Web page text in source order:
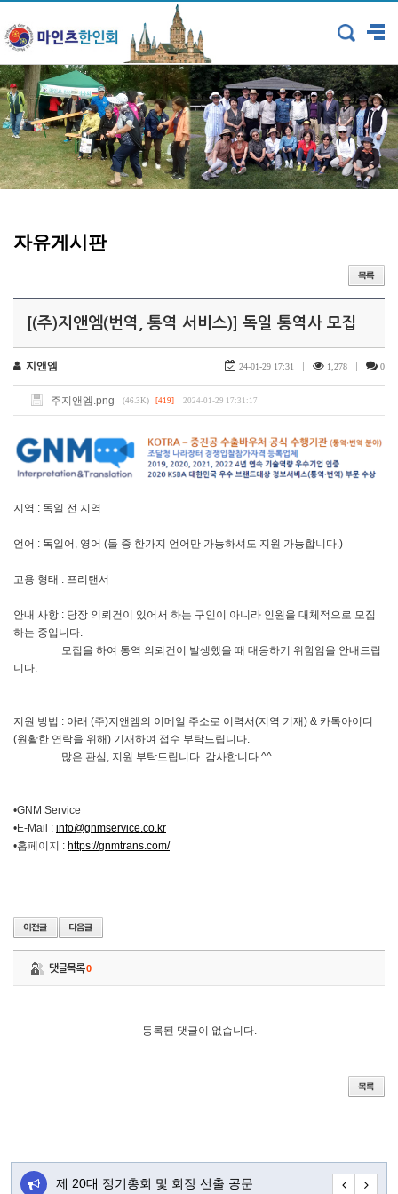
자유게시판
[(주)지앤엠(번역, 통역 서비스)] 독일 통역사 모집
지앤엠 24-01-29 17:31 1,278 0
주지앤엠.png (46.3K) [419] 2024-01-29 17:31:17
지역 : 독일 전 지역
언어 : 독일어, 영어 (둘 중 한가지 언어만 가능하셔도 지원 가능합니다.)
고용 형태 : 프리랜서
안내 사항 : 당장 의뢰건이 있어서 하는 구인이 아니라 인원을 대체적으로 모집
하는 중입니다.
모집을 하여 통역 의뢰건이 발생했을 때 대응하기 위함임을 안내드립
니다.
지원 방법 : 아래 (주)지앤엠의 이메일 주소로 이력서(지역 기재) & 카톡아이디
(원활한 연락을 위해) 기재하여 접수 부탁드립니다.
많은 관심, 지원 부탁드립니다. 감사합니다.^^
•GNM Service
•E-Mail : info@gnmservice.co.kr
•홈페이지 : https://gnmtrans.com/
댓글목록0
등록된 댓글이 없습니다.
제 20대 정기총회 및 회장 선출 공문 초대합니